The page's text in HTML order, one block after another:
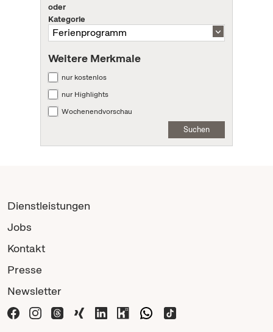
oder
Kategorie
Weitere Merkmale
nur kostenlos
nur Highlights
Wochenendvorschau
Suchen
Dienstleistungen
Jobs
Kontakt
Presse
Newsletter